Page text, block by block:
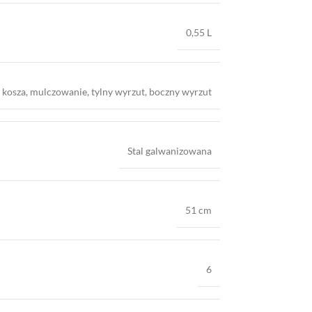
0,55 L
mulczowanie, tylny wyrzut, boczny wyrzut
Stal galwanizowana
51 cm
6